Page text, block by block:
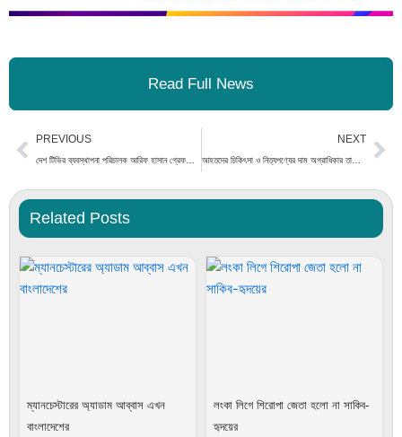
Read Full News
Prev
PREVIOUS NEXT
আহতদের চিকিৎসা ও নিত্যপণ্যের দাম অগ্রাধিকার তালিকায় কত নম্বরে: তারেক রহমান
Related Posts
ম্যানচেস্টারের অ্যাডাম আব্বাস এখন
বাংলাদেশের
লংকা লিগে শিরোপা জেতা হলো না সাকিব-
হৃদয়ের